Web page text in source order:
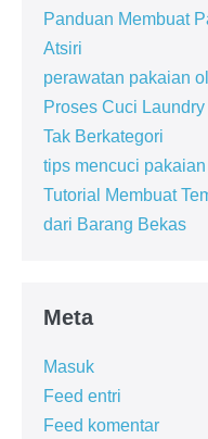
Panduan Membuat
Atsiri
perawatan pakaian
Proses Cuci
Tak Berkategori
tips mencuci pakaian
Tutorial Membuat
dari Barang Bekas
Meta
Masuk
Feed entri
Feed komentar